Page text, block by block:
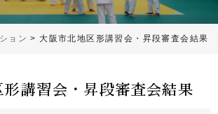
ョン > 大阪市北地区形講習会・昇段審査会結果
形講習会・昇段審査会結果